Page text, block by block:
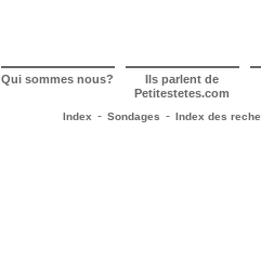
Qui sommes nous? Ils parlent de
Petitestetes.com
Index - Sondages - Index des